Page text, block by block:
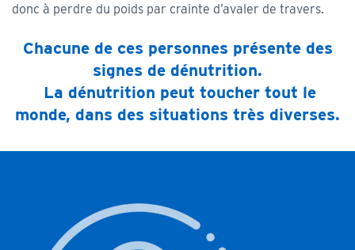
donc à perdre du poids par crainte d’avaler de travers.​
Chacune de ces personnes présente des
signes de dénutrition.
La dénutrition peut toucher tout le
monde, dans des situations très diverses.​